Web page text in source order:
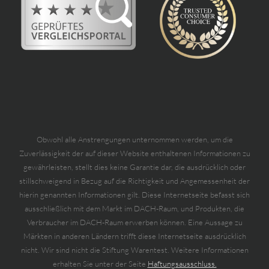
Obwohl alle Anstrengungen unternommen werden, um die
Zuverlässigkeit der auf dieser Website enthaltenen Informationen zu
gewährleisten, stellt dies keine Garantie dar, die ausdrücklich oder
stillschweigend in Bezug auf die Richtigkeit und Angemessenheit der
hierin genannten Informationen gilt. Diese Internetseite befasst sich
ausschließlich mit dem Markt im DACH-Raum, und Produkten, die
Verbraucher im DACH-Raum erwerben können. Eine Aussage zu
Märkten in anderen Ländern trifft diese Internetseite ausdrücklich
nicht. Wir sind nicht die Stiftung Warentest. Weitere Informationen
erhalten Sie unter der Seite Haftungsausschluss.